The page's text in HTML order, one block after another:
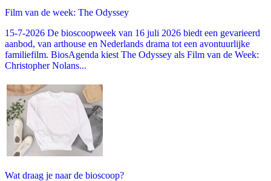
Film van de week: The Odyssey
15-7-2026 De bioscoopweek van 16 juli 2026 biedt een gevarieerd
aanbod, van arthouse en Nederlands drama tot een avontuurlijke
familiefilm. BiosAgenda kiest The Odyssey als Film van de Week:
Christopher Nolans...
Wat draag je naar de bioscoop?